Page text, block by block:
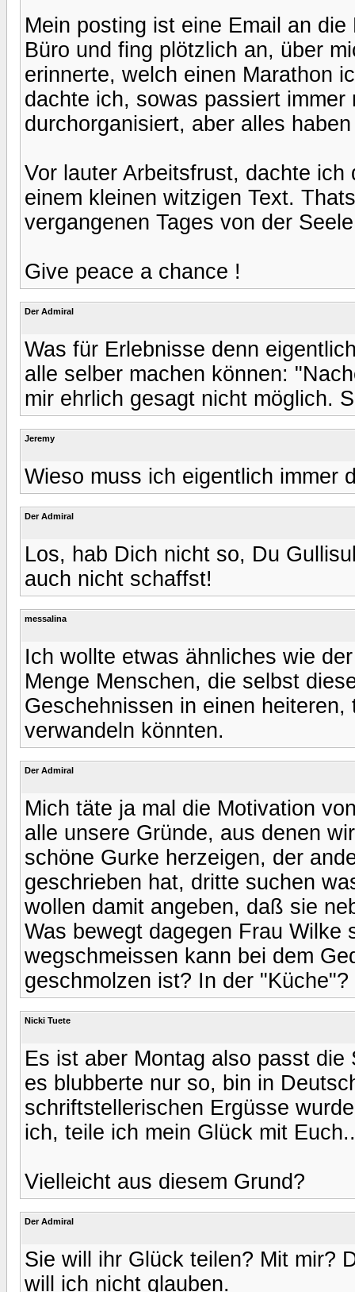
Mein posting ist eine Email an
Büro und fing plötzlich an, über
erinnerte, welch einen Marathon
dachte ich, sowas passiert
durchorganisiert, aber alles
Vor lauter Arbeitsfrust, dachte
einem kleinen witzigen Text.
vergangenen Tages von der
Give peace a chance !
Der Admiral
Was für Erlebnisse denn
alle selber machen können:
mir ehrlich gesagt nicht möglich.
Jeremy
Wieso muss ich eigentlich immer
Der Admiral
Los, hab Dich nicht so, Du
auch nicht schaffst!
messalina
Ich wollte etwas ähnliches wie
Menge Menschen, die selbst
Geschehnissen in einen
verwandeln könnten.
Der Admiral
Mich täte ja mal die Motivation
alle unsere Gründe, aus denen
schöne Gurke herzeigen, der
geschrieben hat, dritte suchen
wollen damit angeben, daß sie
Was bewegt dagegen Frau
wegschmeissen kann bei dem
geschmolzen ist? In der
Nicki Tuete
Es ist aber Montag also passt
es blubberte nur so, bin in
schriftstellerischen Ergüsse
ich, teile ich mein Glück mit
Vielleicht aus diesem Grund?
Der Admiral
Sie will ihr Glück teilen? Mit mir?
will ich nicht glauben.